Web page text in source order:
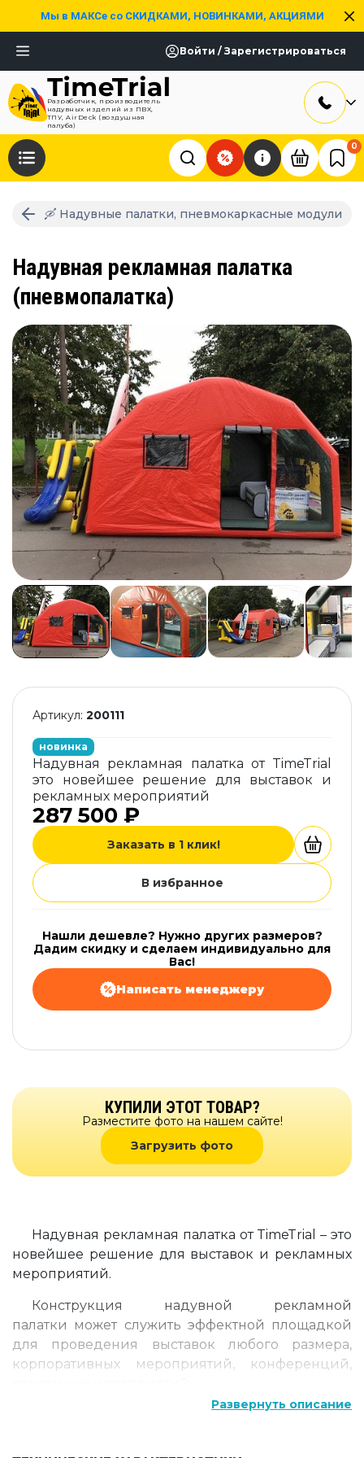
Мы в МАКСе со СКИДКАМИ, НОВИНКАМИ, АКЦИЯМИ
Войти / Зарегистрироваться
Разработчик, производитель
надувных изделий из ПВХ,
ТПУ, AirDeck (воздушная
палуба)
0
🛶 Надувные палатки, пневмокаркасные модули
Надувная рекламная палатка
(пневмопалатка)
Артикул: 200111
новинка
Надувная рекламная палатка от TimeTrial
это новейшее решение для выставок и
рекламных мероприятий
287 500 ₽
Заказать в 1 клик!
В избранное
Нашли дешевле? Нужно других размеров?
Дадим скидку и сделаем индивидуально для
Вас!
Написать менеджеру
КУПИЛИ ЭТОТ ТОВАР?
Разместите фото на нашем сайте!
Загрузить фото
Надувная рекламная палатка от TimeTrial – это
новейшее решение для выставок и рекламных
мероприятий.
Конструкция надувной рекламной
палатки может служить эффектной площадкой
для проведения выставок любого размера,
корпоративных мероприятий, конференций,
Прочный каркас надувной палатки устойчив
как для размещения на улице, так и в
Развернуть описание